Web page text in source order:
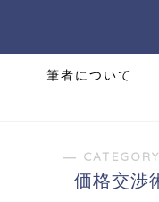
筆者について
―
価格交渉